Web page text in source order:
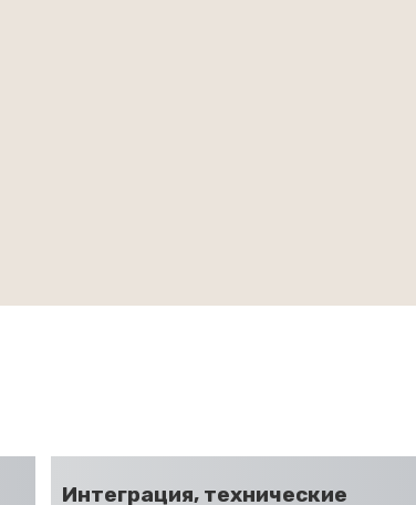
Интеграция, технические